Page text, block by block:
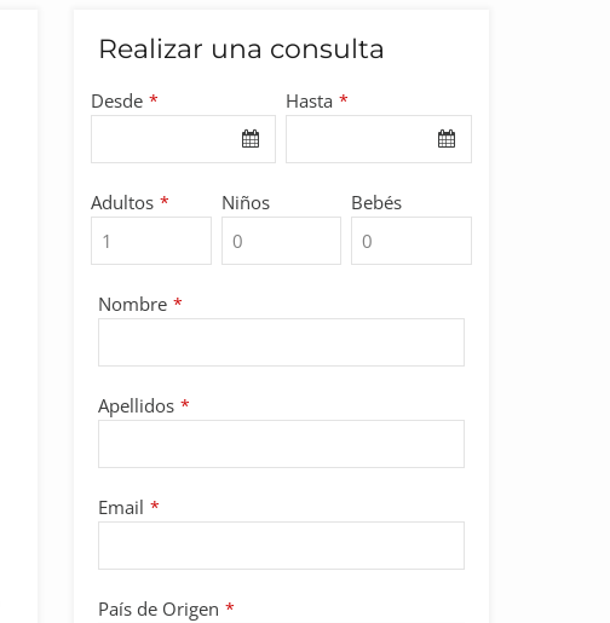
Realizar una consulta
Desde * Hasta *
Adultos * Niños Bebés
Nombre *
Apellidos *
Email *
País de Origen *